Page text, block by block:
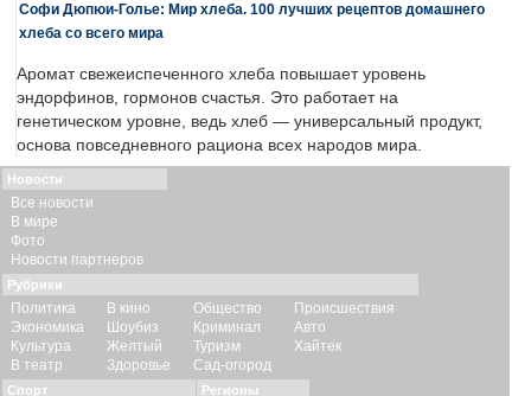
Софи Дюпюи-Голье: Мир хлеба. 100 лучших рецептов домашнего
хлеба со всего мира
Аромат свежеиспеченного хлеба повышает уровень
эндорфинов, гормонов счастья. Это работает на
генетическом уровне, ведь хлеб — универсальный продукт,
основа повседневного рациона всех народов мира.
Новости
Все новости
В мире
Фото
Новости партнеров
Рубрики
Политика
Экономика
Культура
В театр
В кино
Шоубиз
Желтый
Здоровье
Общество
Криминал
Туризм
Сад-огород
Происшествия
Авто
Хайтек
Спорт Регионы